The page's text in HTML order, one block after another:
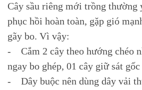
Cây sầu riêng mới trồng thường
phục hồi hoàn toàn, gặp gió
gãy bo. Vì vậy:
- Cắm 2 cây theo hướng chéo
ngay bo ghép, 01 cây giữ sát gốc
- Dây buộc nên dùng dây vải